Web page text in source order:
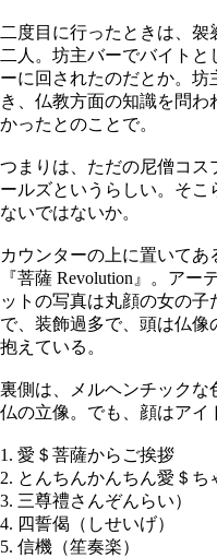
二度目に行ったときは、
二人。坊主バーでバイト
ーに回されたのだとか。坊
き、仏教方面の知識を問
かったとのことで。
つまりは、ただの尼僧コ
ールズというらしい。そこ
ないではないか。
カウンターの上に置いて
『菩薩 Revolution』。ア
ットの写真は丸顔の女の
で、装飾過多で、頭は仏
抱えている。
裏側は、メルヘンチックな
仏の立像。でも、顔はアイ
1. 愛＄菩薩からご挨拶
2. とんちんかんちん愛＄ち
3. 三尊禮さんぞんらい）
4. 四誓偈（しせいげ）
5. 信機（笙奏楽）